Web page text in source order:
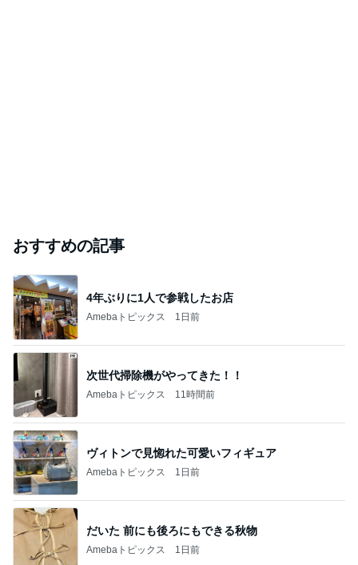
おすすめの記事
4年ぶりに1人で参戦したお店
Amebaトピックス 1日前
次世代掃除機がやってきた！！
Amebaトピックス 11時間前
ヴィトンで見惚れた可愛いフィギュア
Amebaトピックス 1日前
だいた 前にも後ろにもできる秋物
Amebaトピックス 1日前